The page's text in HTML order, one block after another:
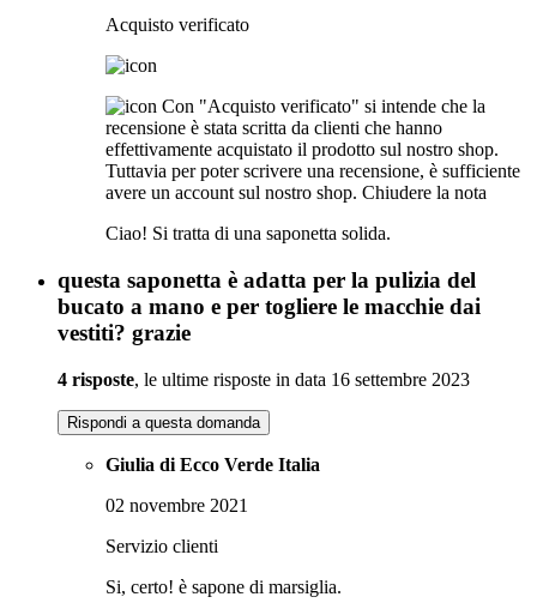
Acquisto verificato
Con "Acquisto verificato" si intende che la
recensione è stata scritta da clienti che hanno
effettivamente acquistato il prodotto sul nostro shop.
Tuttavia per poter scrivere una recensione, è sufficiente
avere un account sul nostro shop. Chiudere la nota
Ciao! Si tratta di una saponetta solida.
questa saponetta è adatta per la pulizia del
bucato a mano e per togliere le macchie dai
vestiti? grazie
4 risposte, le ultime risposte in data 16 settembre 2023
Rispondi a questa domanda
Giulia di Ecco Verde Italia
02 novembre 2021
Servizio clienti
Si, certo! è sapone di marsiglia.